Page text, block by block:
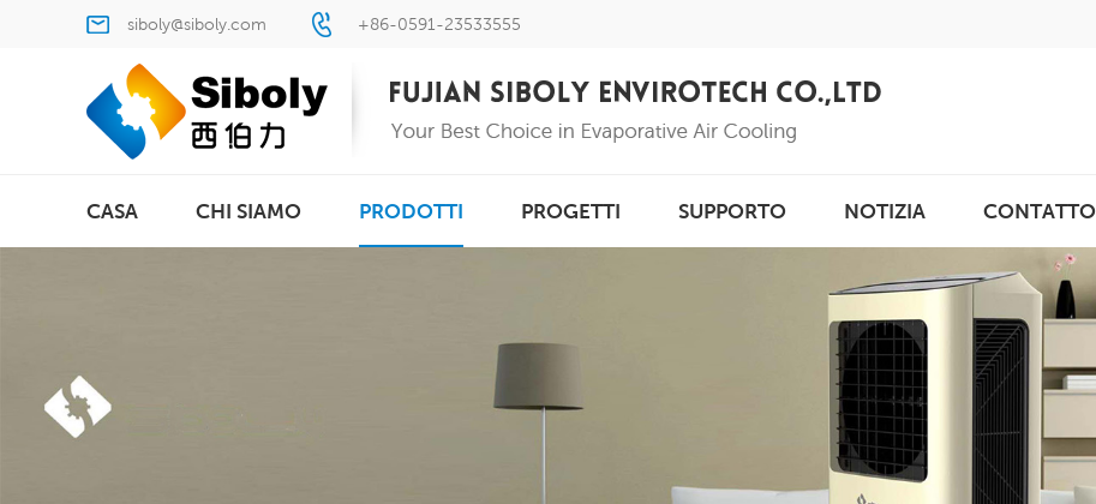
siboly@siboly.com +86-0591-23533555
CASA CHI SIAMO PRODOTTI PROGETTI SUPPORTO NOTIZIA CONTATTO